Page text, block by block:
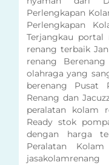
Perlengkapan
Perlengkapan
Terjangkau
renang terbaik
renang
olahraga yang
berenang Pusat
Renang dan
peralatan kolam
Ready stok
dengan harga
Peralatan